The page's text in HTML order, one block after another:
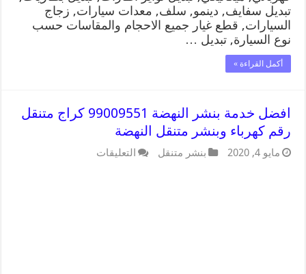
تبديل سفايف, دينمو, سلف, معدات سيارات, زجاج
السيارات, قطع غيار جميع الاحجام والمقاسات حسب
نوع السيارة, تبديل …
أكمل القراءة »
افضل خدمة بنشر النهضة 99009551 كراج متنقل
رقم كهرباء وبنشر متنقل النهضة
مايو 4, 2020 بنشر متنقل التعليقات